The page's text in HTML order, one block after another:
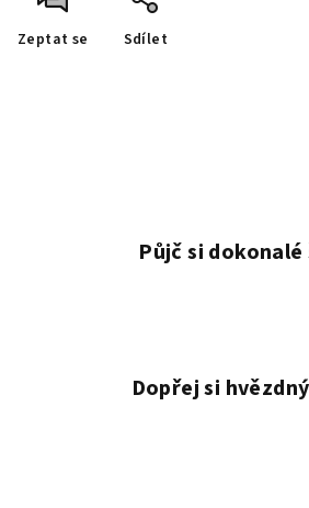
Zeptat se Sdílet
Půjč si
Dopřej si